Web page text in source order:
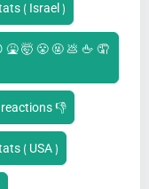
⟮ Israel ⟯
🤮 🤯 😤 🤬 💩 🖕 🤦
👎
⟮ USA ⟯